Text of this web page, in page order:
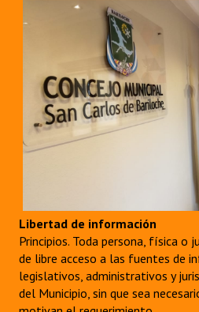
Libertad de información
Principios. Toda persona, física o
de libre acceso a las fuentes de
legislativos, administrativos y
del Municipio, sin que sea